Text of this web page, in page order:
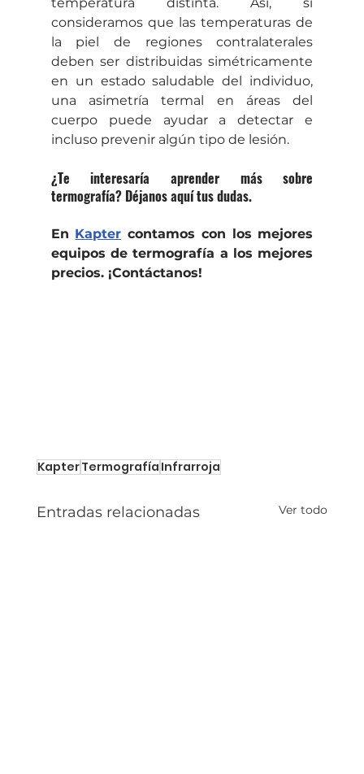
consideramos que las temperaturas de
la piel de regiones contralaterales
deben ser distribuidas simétricamente
en un estado saludable del individuo,
una asimetría termal en áreas del
cuerpo puede ayudar a detectar e
incluso prevenir algún tipo de lesión.
¿Te interesaría aprender más sobre
termografía? Déjanos aquí tus dudas.
En Kapter contamos con los mejores
equipos de termografía a los mejores
precios. ¡Contáctanos!
KapterTermografía Infrarroja
Entradas relacionadas Ver todo